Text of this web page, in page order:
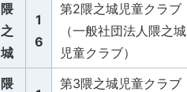
隈
之
城
1
6
第2隈之城児童クラブ
（一般社団法人隈之城
児童クラブ）
隈
第3隈之城児童クラブ